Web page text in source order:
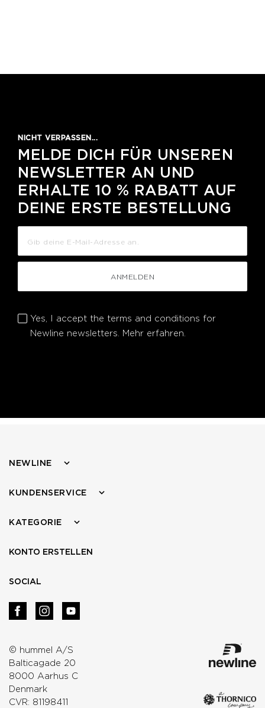
NICHT VERPASSEN...
MELDE DICH FÜR UNSEREN
NEWSLETTER AN UND
ERHALTE 10 % RABATT AUF
DEINE ERSTE BESTELLUNG
ANMELDEN
Yes, I accept the terms and conditions for
Newline newsletters. Mehr erfahren.
© hummel A/S
Balticagade 20
8000 Aarhus C
Denmark
CVR: 81198411
NEWLINE
KUNDENSERVICE
KATEGORIE
KONTO ERSTELLEN
SOCIAL